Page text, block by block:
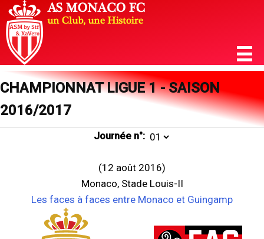
CHAMPIONNAT LIGUE 1 - SAISON
2016/2017
Journée n°:
(12 août 2016)
Monaco, Stade Louis-II
Les faces à faces entre Monaco et Guingamp